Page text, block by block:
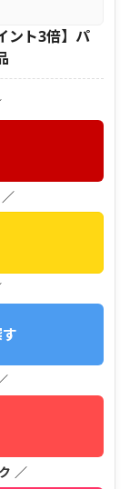
ント3倍】パ
／